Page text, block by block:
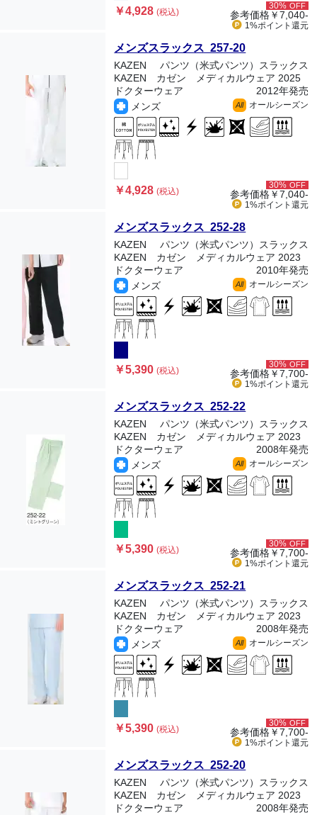
￥4,928(税込)
30% OFF
参考価格￥7,040-
1%ポイント 還元
メンズスラックス 257-20
KAZEN
パンツ（米式パンツ）スラックス
KAZEN カゼン メディカルウェア 2025
ドクターウェア
2012年発売
メンズ
All オールシーズン
￥4,928(税込)
30% OFF
参考価格￥7,040-
1%ポイント 還元
メンズスラックス 252-28
KAZEN
パンツ（米式パンツ）スラックス
KAZEN カゼン メディカルウェア 2023
ドクターウェア
2010年発売
メンズ
All オールシーズン
￥5,390(税込)
30% OFF
参考価格￥7,700-
1%ポイント 還元
メンズスラックス 252-22
KAZEN
パンツ（米式パンツ）スラックス
KAZEN カゼン メディカルウェア 2023
ドクターウェア
2008年発売
メンズ
All オールシーズン
￥5,390(税込)
30% OFF
参考価格￥7,700-
1%ポイント 還元
メンズスラックス 252-21
KAZEN
パンツ（米式パンツ）スラックス
KAZEN カゼン メディカルウェア 2023
ドクターウェア
2008年発売
メンズ
All オールシーズン
￥5,390(税込)
30% OFF
参考価格￥7,700-
1%ポイント 還元
メンズスラックス 252-20
KAZEN
パンツ（米式パンツ）スラックス
KAZEN カゼン メディカルウェア 2023
ドクターウェア
2008年発売